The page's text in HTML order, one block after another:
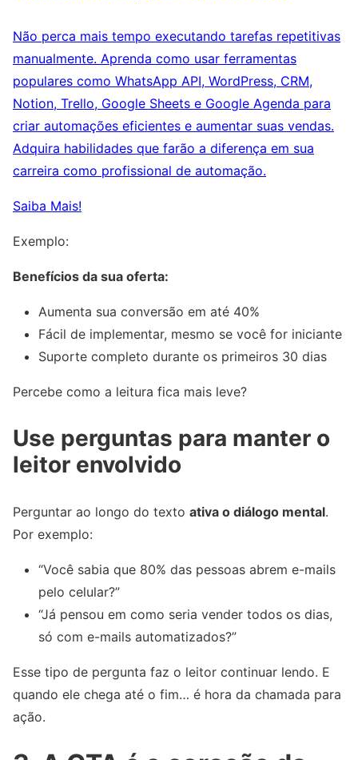
Não perca mais tempo executando tarefas repetitivas
manualmente. Aprenda como usar ferramentas
populares como WhatsApp API, WordPress, CRM,
Notion, Trello, Google Sheets e Google Agenda para
criar automações eficientes e aumentar suas vendas.
Adquira habilidades que farão a diferença em sua
carreira como profissional de automação.
Saiba Mais!
Exemplo:
Benefícios da sua oferta:
Aumenta sua conversão em até 40%
Fácil de implementar, mesmo se você for iniciante
Suporte completo durante os primeiros 30 dias
Percebe como a leitura fica mais leve?
Use perguntas para manter o
leitor envolvido
Perguntar ao longo do texto ativa o diálogo mental.
Por exemplo:
“Você sabia que 80% das pessoas abrem e-mails
pelo celular?”
“Já pensou em como seria vender todos os dias,
só com e-mails automatizados?”
Esse tipo de pergunta faz o leitor continuar lendo. E
quando ele chega até o fim… é hora da chamada para
ação.